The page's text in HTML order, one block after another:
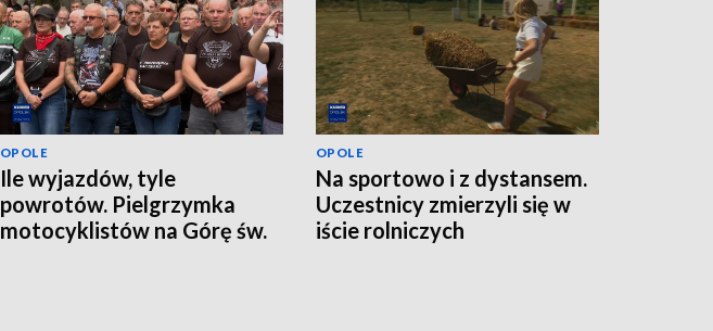
OPOLE
Ile wyjazdów, tyle
powrotów. Pielgrzymka
motocyklistów na Górę św.
OPOLE
Na sportowo i z dystansem.
Uczestnicy zmierzyli się w
iście rolniczych